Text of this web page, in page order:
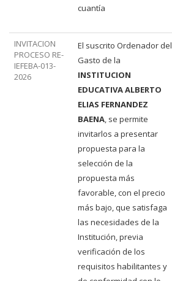
cuantía
INVITACION
PROCESO RE-
IEFEBA-013-
2026
El suscrito Ordenador del
Gasto de la
INSTITUCION
EDUCATIVA ALBERTO
ELIAS FERNANDEZ
BAENA, se permite
invitarlos a presentar
propuesta para la
selección de la
propuesta más
favorable, con el precio
más bajo, que satisfaga
las necesidades de la
Institución, previa
verificación de los
requisitos habilitantes y